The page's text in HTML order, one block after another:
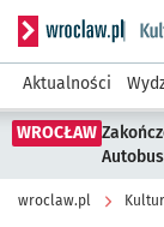
Serwis
Aktualności
WROCŁAW
wroclaw.pl